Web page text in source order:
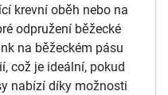
krevní oběh nebo na
odpružení běžecké
na běžeckém pásu
což je ideální, pokud
nabízí díky možnosti